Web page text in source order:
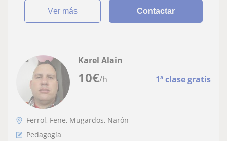
ver más Contactar
10€/h 1ª clase gratis
Karel Alain
Ferrol, Fene, Mugardos, Narón
Pedagogía